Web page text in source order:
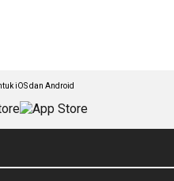
iOS dan Android